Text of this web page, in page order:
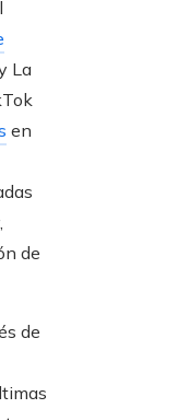
La
en
de
de